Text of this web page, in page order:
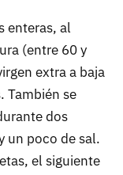
enteras, al
(entre 60 y
extra a baja
También se
dos
un poco de sal.
el siguiente